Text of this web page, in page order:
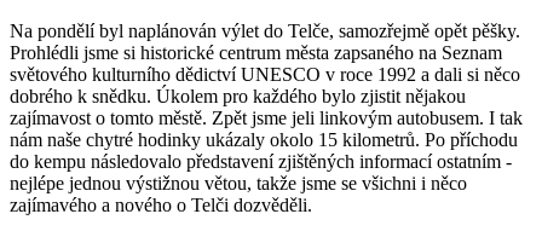
Na pondělí byl naplánován výlet do Telče, samozřejmě opět pěšky.
Prohlédli jsme si historické centrum města zapsaného na Seznam
světového kulturního dědictví UNESCO v roce 1992 a dali si něco
dobrého k snědku. Úkolem pro každého bylo zjistit nějakou
zajímavost o tomto městě. Zpět jsme jeli linkovým autobusem. I tak
nám naše chytré hodinky ukázaly okolo 15 kilometrů. Po příchodu
do kempu následovalo představení zjištěných informací ostatním -
nejlépe jednou výstižnou větou, takže jsme se všichni i něco
zajímavého a nového o Telči dozvěděli.